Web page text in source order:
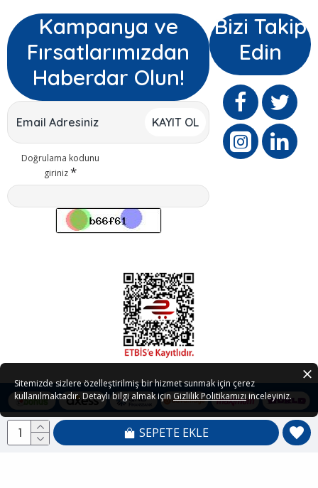
SEPETE EKLE
Kampanya ve
Fırsatlarımızdan
Haberdar Olun!
KAYIT OL
Doğrulama kodunu
giriniz
Bizi Takip
Edin
Copyright © 2021 - 2026 Petedor.com Tüm Hakları Saklıdır
Sitemizde sizlere özelleştirilmiş bir hizmet sunmak için çerez
kullanılmaktadır. Detaylı bilgi almak için Gizlilik Politikamızı inceleyiniz.